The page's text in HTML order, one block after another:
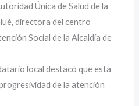
Única de Salud de la
directora del centro
Social de la Alcaldía de
local destacó que esta
de la atención